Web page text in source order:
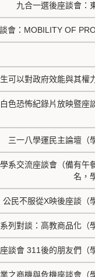
九合一選後座談會：
會：MOBILITY OF
可以對政府效能與其權
色恐怖紀錄片放映暨座
三一八學運民主論壇（
系交流座談會（備有午
名，
公民不服從X映後座談（
列對談：高教商品化（
談會 311後的朋友們（
之商機與危機座談會（